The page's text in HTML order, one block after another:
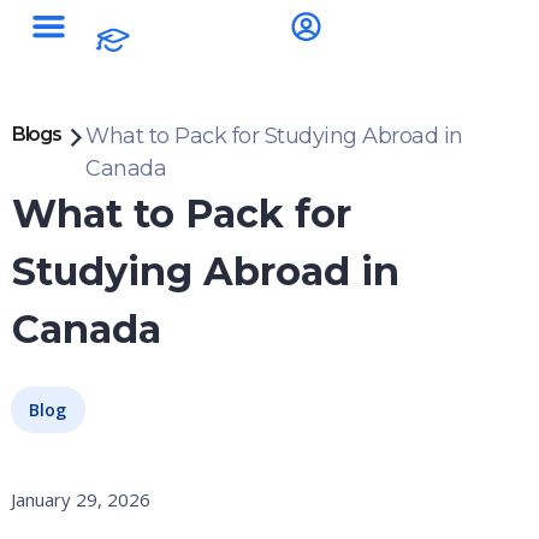
Blogs
What to Pack for Studying Abroad in
Canada
What to Pack for
Studying Abroad in
Canada
Blog
January 29, 2026